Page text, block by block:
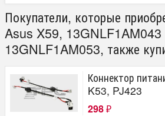
Покупатели, которые
Asus X59, 13GNLF1AM043
13GNLF1AM053, также
Коннектор
K53, PJ423
298 ₽